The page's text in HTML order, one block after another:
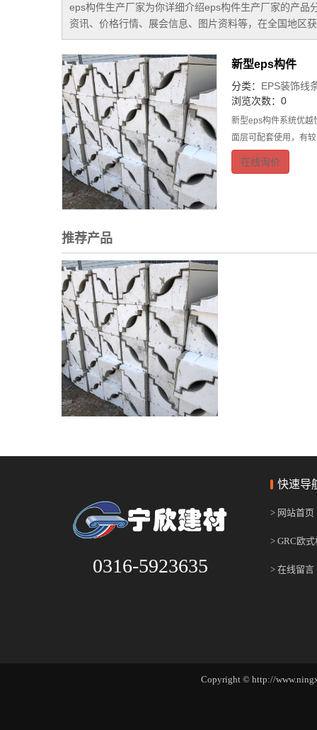
eps构件生产厂家为你详细介绍eps构件生产厂家的产品
资讯、价格行情、展会信息、图片资料等，在全国地区
新型eps构件
分类： EPS装饰线
浏览次数：0
新型eps构件系统优越
面层可配套使用，有
在线询价
推荐产品
0316-5923635
快速导
> 网站首页
> GRC欧
> 在线留言
Copyright © http://